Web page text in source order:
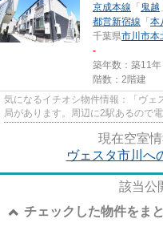
京成本線 「 鬼越
都営新宿線 「 本
千葉県市川市本
-
築年数：築11年
階数：2階建
気になるイチオシ物件情報：「ヴェ
局があります。周辺に2駅あるので
現在空室情
ヴェスタ市川へ
該当公
チェックした物件をま